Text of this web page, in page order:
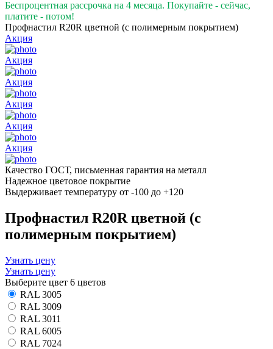
Беспроцентная рассрочка на 4 месяца. Покупайте - сейчас,
платите - потом!
Профнастил R20R цветной (с полимерным покрытием)
Акция
Акция
Акция
Акция
Акция
Акция
Качество ГОСТ, письменная гарантия на металл
Надежное цветовое покрытие
Выдерживает температуру от -100 до +120
Профнастил R20R цветной (с
полимерным покрытием)
Узнать цену
Узнать цену
Выберите цвет 6 цветов
RAL 3005
RAL 3009
RAL 3011
RAL 6005
RAL 7024